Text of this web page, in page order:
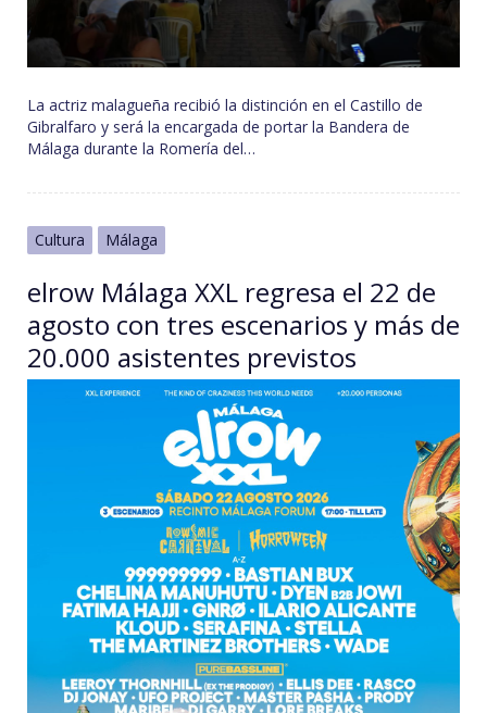
La actriz malagueña recibió la distinción en el Castillo de
Gibralfaro y será la encargada de portar la Bandera de
Málaga durante la Romería del…
Cultura Málaga
elrow Málaga XXL regresa el 22 de
agosto con tres escenarios y más de
20.000 asistentes previstos